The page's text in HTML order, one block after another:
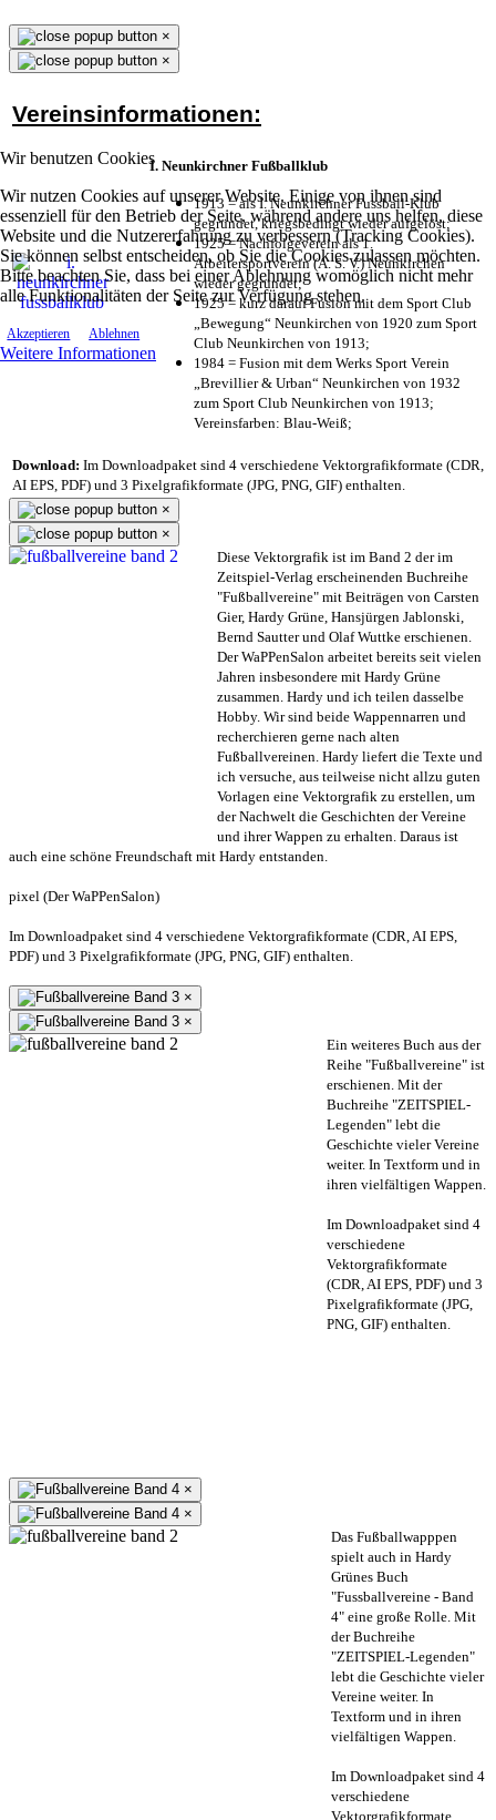
Wir benutzen Cookies
Wir nutzen Cookies auf unserer Website. Einige von ihnen sind
essenziell für den Betrieb der Seite, während andere uns helfen, diese
Website und die Nutzererfahrung zu verbessern (Tracking Cookies).
Sie können selbst entscheiden, ob Sie die Cookies zulassen möchten.
Bitte beachten Sie, dass bei einer Ablehnung womöglich nicht mehr
alle Funktionalitäten der Seite zur Verfügung stehen.
Akzeptieren Ablehnen
Weitere Informationen
×
×
Vereinsinformationen:
I. Neunkirchner Fußballklub
1913 = als I. Neunkirchner Fussball-Klub
gegründet, kriegsbedingt wieder aufgelöst;
1925 = Nachfolgeverein als 1.
Arbeitersportverein (A. S. V.) Neunkirchen
wieder gegründet;
1925 = kurz darauf Fusion mit dem Sport Club
„Bewegung“ Neunkirchen von 1920 zum Sport
Club Neunkirchen von 1913;
1984 = Fusion mit dem Werks Sport Verein
„Brevillier & Urban“ Neunkirchen von 1932
zum Sport Club Neunkirchen von 1913;
Vereinsfarben: Blau-Weiß;
Download: Im Downloadpaket sind 4 verschiedene Vektorgrafikformate (CDR,
AI EPS, PDF) und 3 Pixelgrafikformate (JPG, PNG, GIF) enthalten.
×
×
Diese Vektorgrafik ist im Band 2 der im
Zeitspiel-Verlag erscheinenden Buchreihe
"Fußballvereine" mit Beiträgen von Carsten
Gier, Hardy Grüne, Hansjürgen Jablonski,
Bernd Sautter und Olaf Wuttke erschienen.
Der WaPPenSalon arbeitet bereits seit vielen
Jahren insbesondere mit Hardy Grüne
zusammen. Hardy und ich teilen dasselbe
Hobby. Wir sind beide Wappennarren und
recherchieren gerne nach alten
Fußballvereinen. Hardy liefert die Texte und
ich versuche, aus teilweise nicht allzu guten
Vorlagen eine Vektorgrafik zu erstellen, um
der Nachwelt die Geschichten der Vereine
und ihrer Wappen zu erhalten. Daraus ist
auch eine schöne Freundschaft mit Hardy entstanden.
pixel (Der WaPPenSalon)
Im Downloadpaket sind 4 verschiedene Vektorgrafikformate (CDR, AI EPS,
PDF) und 3 Pixelgrafikformate (JPG, PNG, GIF) enthalten.
×
×
Ein weiteres Buch aus der
Reihe "Fußballvereine" ist
erschienen. Mit der
Buchreihe "ZEITSPIEL-
Legenden" lebt die
Geschichte vieler Vereine
weiter. In Textform und in
ihren vielfältigen Wappen.
Im Downloadpaket sind 4
verschiedene
Vektorgrafikformate
(CDR, AI EPS, PDF) und 3
Pixelgrafikformate (JPG,
PNG, GIF) enthalten.
×
×
Das Fußballwapppen
spielt auch in Hardy
Grünes Buch
"Fussballvereine - Band
4" eine große Rolle. Mit
der Buchreihe
"ZEITSPIEL-Legenden"
lebt die Geschichte vieler
Vereine weiter. In
Textform und in ihren
vielfältigen Wappen.
Im Downloadpaket sind 4
verschiedene
Vektorgrafikformate